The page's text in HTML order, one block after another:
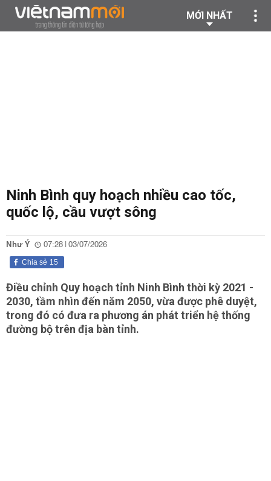
MỚI NHẤT
Ninh Bình quy hoạch nhiều cao tốc,
quốc lộ, cầu vượt sông
Như Ý 07:28 | 03/07/2026
15
Chia sẻ
Điều chỉnh Quy hoạch tỉnh Ninh Bình thời kỳ 2021 -
2030, tầm nhìn đến năm 2050, vừa được phê duyệt,
trong đó có đưa ra phương án phát triển hệ thống
đường bộ trên địa bàn tỉnh.